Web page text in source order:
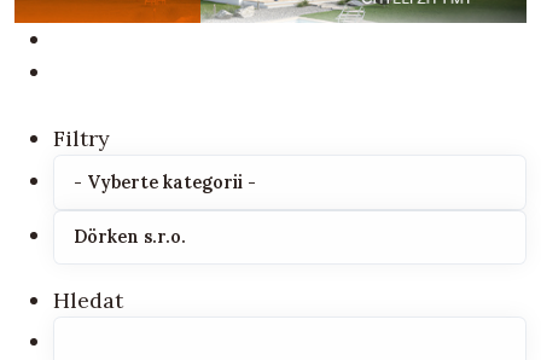
Filtry
Hledat